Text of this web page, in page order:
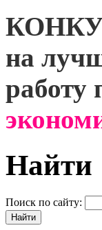
на
работу
Найти
Поиск по сайту: